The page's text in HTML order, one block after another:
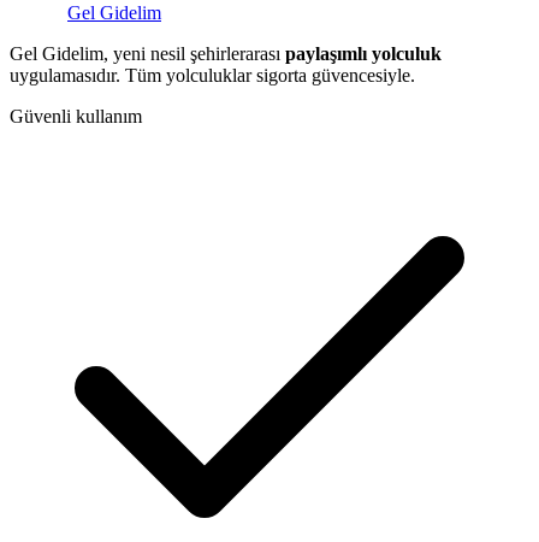
Gel Gidelim
Gel Gidelim, yeni nesil şehirlerarası paylaşımlı yolculuk
uygulamasıdır. Tüm yolculuklar sigorta güvencesiyle.
Güvenli kullanım